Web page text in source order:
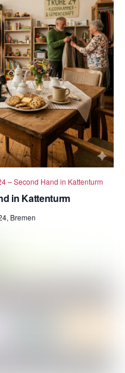
in Kattenturm
– Second Hand in Kattenturm
Bremen